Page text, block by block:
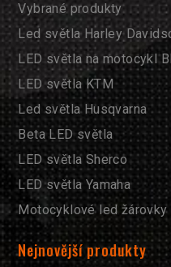
Vybrané produkty
Led světla Harley
LED světla na motocykl
LED světla KTM
Led světla Husqvarna
Beta LED světla
LED světla Sherco
LED světla Yamaha
Motocyklové led žárovky
Nejnovější produkty